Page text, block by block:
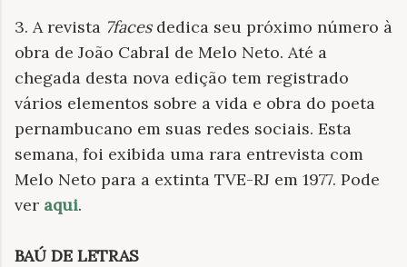
3. A revista 7facesdedica seu próximo número à
obra de João Cabral de Melo Neto. Até a
chegada desta nova edição tem registrado
vários elementos sobre a vida e obra do poeta
pernambucano em suas redes sociais. Esta
semana, foi exibida uma rara entrevista com
Melo Neto para a extinta TVE-RJ em 1977. Pode
ver aqui.
BAÚ DE LETRAS